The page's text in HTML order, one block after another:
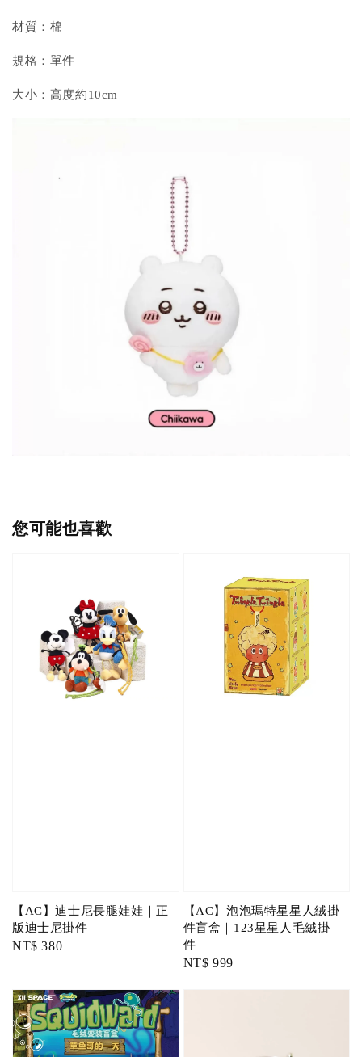
材質：棉
規格：單件
大小：高度約10cm
您可能也喜歡
【AC】迪士尼長腿娃娃｜正
版迪士尼掛件
Regular
NT$ 380
【AC】泡泡瑪特星星人絨掛
件盲盒｜123星星人毛絨掛
件
Regular
NT$ 999